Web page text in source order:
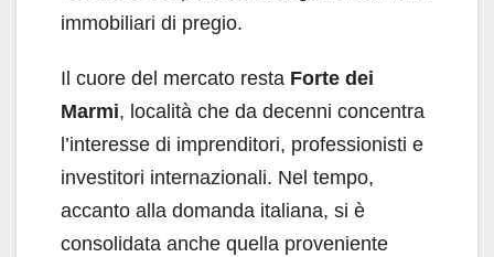
immobiliari di pregio.
Il cuore del mercato resta Forte dei
Marmi, località che da decenni concentra
l’interesse di imprenditori, professionisti e
investitori internazionali. Nel tempo,
accanto alla domanda italiana, si è
consolidata anche quella proveniente